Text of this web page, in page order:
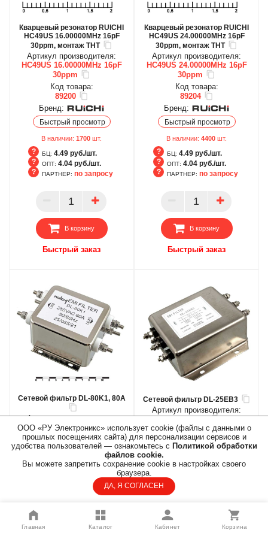
Кварцевый резонатор RUICHI
HC49US 16.00000MHz 16pF
30ppm, монтаж THT
Артикул производителя:
HC49US 16.00000MHz 16pF
30ppm
Код товара:
89200
Бренд:
Быстрый просмотр
В наличии: 1700 шт.
БЦ: 4.49 руб./шт.
ОПТ: 4.04 руб./шт.
ПАРТНЕР
ПАРТНЕР: по запросу
В корзину
Быстрый заказ
Кварцевый резонатор RUICHI
HC49US 24.00000MHz 16pF
30ppm, монтаж THT
Артикул производителя:
HC49US 24.00000MHz 16pF
30ppm
Код товара:
89204
Бренд:
Быстрый просмотр
В наличии: 4400 шт.
БЦ: 4.49 руб./шт.
ОПТ: 4.04 руб./шт.
ПАРТНЕР
ПАРТНЕР: по запросу
В корзину
Быстрый заказ
Сетевой фильтр DL-80K1, 80А
Артикул производителя:
DL-80K1
Код товара:
90855
Бренд:
шт.
4239.08 руб./шт.
ПАРТНЕР: по запросу
Сетевой фильтр DL-25EB3
Артикул производителя:
DL-25EB3
Код товара:
90858
Быстрый просмотр
В наличии:
ОПТ: 3090.30 руб./шт.
ПАРТНЕР: по запросу
ООО «РУ Электроникс» использует cookie (файлы с данными о
прошлых посещениях сайта) для персонализации сервисов и
удобства пользователей — ознакомьтесь с Политикой обработки
файлов cookie.
Вы можете запретить сохранение cookie в настройках своего
браузера.
ДА, Я СОГЛАСЕН
Главная Каталог Кабинет Корзина